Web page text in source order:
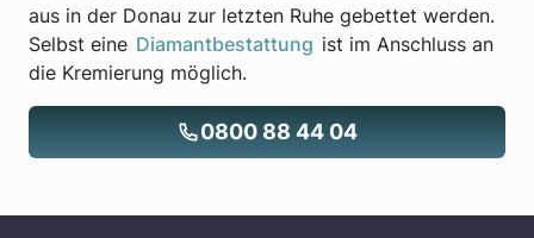
aus in der Donau zur letzten Ruhe gebettet werden.
Selbst eine Diamantbestattung ist im Anschluss an
die Kremierung möglich.
0800 88 44 04